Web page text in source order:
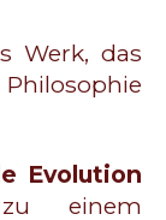
Werk, das
Evolution
einem